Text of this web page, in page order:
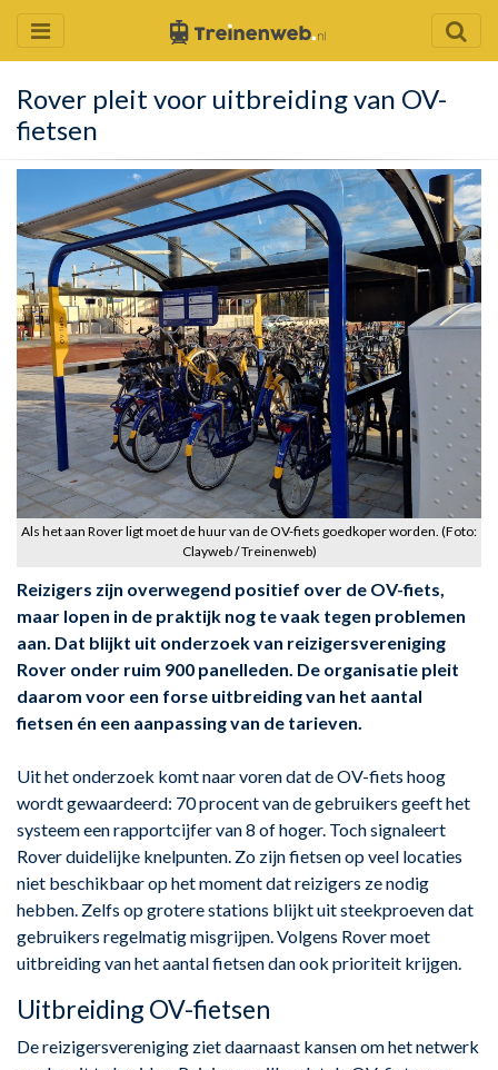
Rover pleit voor uitbreiding van OV-
fietsen
Als het aan Rover ligt moet de huur van de OV-fiets goedkoper worden. (Foto:
Clayweb / Treinenweb)
Reizigers zijn overwegend positief over de OV-fiets,
maar lopen in de praktijk nog te vaak tegen problemen
aan. Dat blijkt uit onderzoek van reizigersvereniging
Rover onder ruim 900 panelleden. De organisatie pleit
daarom voor een forse uitbreiding van het aantal
fietsen én een aanpassing van de tarieven.
Uit het onderzoek komt naar voren dat de OV-fiets hoog
wordt gewaardeerd: 70 procent van de gebruikers geeft het
systeem een rapportcijfer van 8 of hoger. Toch signaleert
Rover duidelijke knelpunten. Zo zijn fietsen op veel locaties
niet beschikbaar op het moment dat reizigers ze nodig
hebben. Zelfs op grotere stations blijkt uit steekproeven dat
gebruikers regelmatig misgrijpen. Volgens Rover moet
uitbreiding van het aantal fietsen dan ook prioriteit krijgen.
Uitbreiding OV-fietsen
De reizigersvereniging ziet daarnaast kansen om het netwerk